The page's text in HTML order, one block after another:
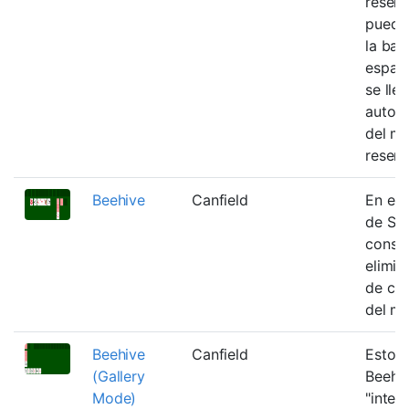
la
se
del
Beehive Canfield
En
de
de
del
Beehive
(Gallery
Mode)
Canfield
Esto